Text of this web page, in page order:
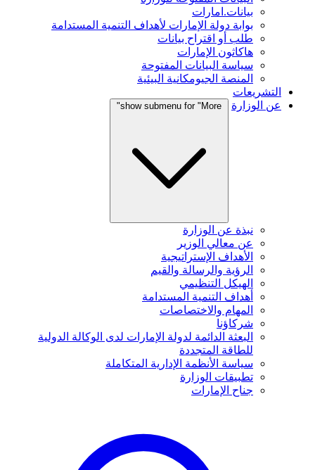
بيانات.امارات
بوابة دولة الإمارات لأهداف التنمية المستدامة
طلب أو اقتراح بيانات
هاكاثون الإمارات
سياسة البيانات المفتوحة
المنصة الجيومكانية البيئية
التشريعات
عن الوزارة
show submenu for "More"
نبذة عن الوزارة
عن معالي الوزير
الأهداف الإستراتيجية
الرؤية والرسالة والقيم
الهيكل التنظيمي
أهداف التنمية المستدامة
المهام والاختصاصات
شركاؤنا
البعثة الدائمة لدولة الإمارات لدى الوكالة الدولية
للطاقة المتجددة
سياسة الأنظمة الإدارية المتكاملة
تطبيقات الوزارة
جناح الإمارات